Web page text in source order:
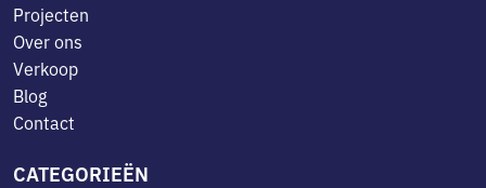
Projecten
Over ons
Verkoop
Blog
Contact
CATEGORIEËN